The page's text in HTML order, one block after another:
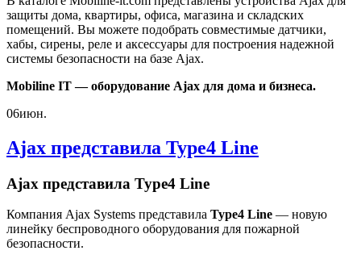
защиты дома, квартиры, офиса, магазина и складских
помещений. Вы можете подобрать совместимые датчики,
хабы, сирены, реле и аксессуары для построения надежной
системы безопасности на базе Ajax.
Mobiline IT — оборудование Ajax для дома и бизнеса.
06июн.
Ajax представила Type4 Line
Ajax представила Type4 Line
Компания Ajax Systems представила Type4 Line — новую
линейку беспроводного оборудования для пожарной
безопасности.